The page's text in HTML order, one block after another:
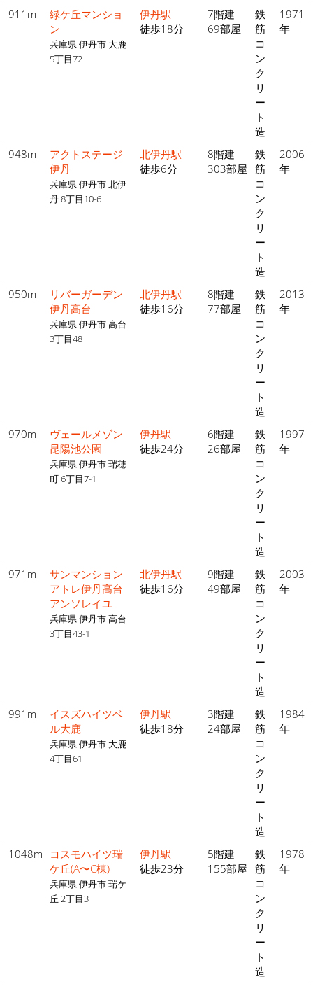
911m
緑ケ丘マンショ
ン
兵庫県 伊丹市 大鹿
5丁目72
伊丹駅
徒歩18分
7階建
69部屋
鉄
筋
コ
ン
ク
リ
ー
ト
造
1971
年
948m
アクトステージ
伊丹
兵庫県 伊丹市 北伊
丹 8丁目10-6
北伊丹駅
徒歩6分
8階建
303部屋
鉄
筋
コ
ン
ク
リ
ー
ト
造
2006
年
950m
リバーガーデン
伊丹高台
兵庫県 伊丹市 高台
3丁目48
北伊丹駅
徒歩16分
8階建
77部屋
鉄
筋
コ
ン
ク
リ
ー
ト
造
2013
年
970m
ヴェールメゾン
昆陽池公園
兵庫県 伊丹市 瑞穂
町 6丁目7-1
伊丹駅
徒歩24分
6階建
26部屋
鉄
筋
コ
ン
ク
リ
ー
ト
造
1997
年
971m
サンマンション
アトレ伊丹高台
アンソレイユ
兵庫県 伊丹市 高台
3丁目43-1
北伊丹駅
徒歩16分
9階建
49部屋
鉄
筋
コ
ン
ク
リ
ー
ト
造
2003
年
991m
イスズハイツベ
ル大鹿
兵庫県 伊丹市 大鹿
4丁目61
伊丹駅
徒歩18分
3階建
24部屋
鉄
筋
コ
ン
ク
リ
ー
ト
造
1984
年
1048m
コスモハイツ瑞
ケ丘(A〜C棟)
兵庫県 伊丹市 瑞ケ
丘 2丁目3
伊丹駅
徒歩23分
5階建
155部屋
鉄
筋
コ
ン
ク
リ
ー
ト
造
1978
年